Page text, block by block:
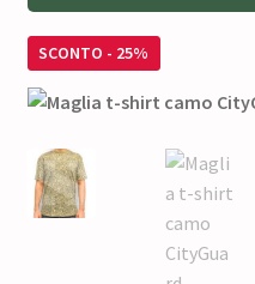
SCONTO - 25%